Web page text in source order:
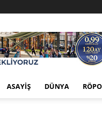
ASAYIŞ DÜNYA